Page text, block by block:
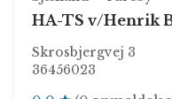
HA-TS v/Henrik
Skrosbjergvej 3
36456023